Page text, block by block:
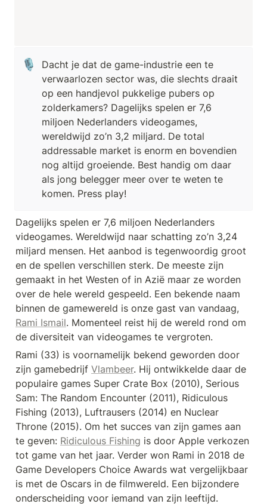
🎙️
Dacht je dat de game-industrie een te
verwaarlozen sector was, die slechts draait
op een handjevol pukkelige pubers op
zolderkamers? Dagelijks spelen er 7,6
miljoen Nederlanders videogames,
wereldwijd zo’n 3,2 miljard. De total
addressable market is enorm en bovendien
nog altijd groeiende. Best handig om daar
als jong belegger meer over te weten te
komen. Press play!
Dagelijks spelen er 7,6 miljoen Nederlanders
videogames. Wereldwijd naar schatting zo’n 3,24
miljard mensen. Het aanbod is tegenwoordig groot
en de spellen verschillen sterk. De meeste zijn
gemaakt in het Westen of in Azië maar ze worden
over de hele wereld gespeeld. Een bekende naam
Rami Ismail. Momenteel reist hij de wereld rond om
de diversiteit van videogames te vergroten.
Rami (33) is voornamelijk bekend geworden door
zijn gamebedrijf Vlambeer. Hij ontwikkelde daar de
populaire games Super Crate Box (2010), Serious
Sam: The Random Encounter (2011), Ridiculous
Fishing (2013), Luftrausers (2014) en Nuclear
Throne (2015). Om het succes van zijn games aan
te geven: Ridiculous Fishing is door Apple verkozen
tot game van het jaar. Verder won Rami in 2018 de
Game Developers Choice Awards wat vergelijkbaar
is met de Oscars in de filmwereld. Een bijzondere
onderscheiding voor iemand van zijn leeftijd.